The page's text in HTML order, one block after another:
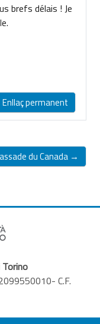
brefs délais ! Je
Enllaç permanent
du Canada →
C.F.